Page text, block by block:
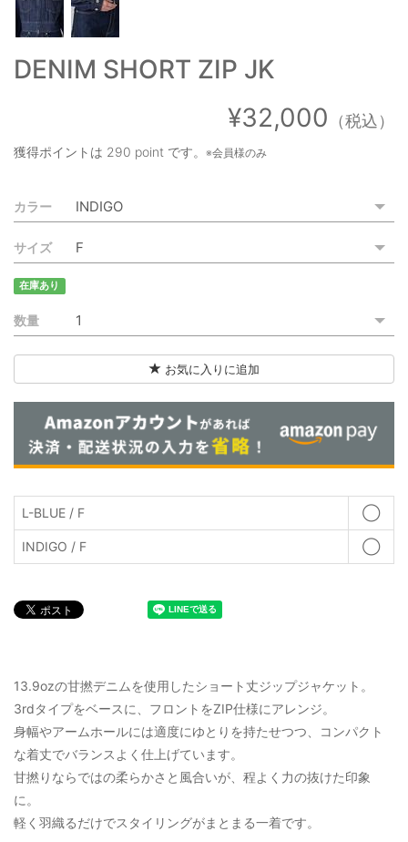
お買い物カゴ
ご利用ガイド
ご利用規約
DENIM SHORT ZIP JK
¥32,000 （税込）
獲得ポイントは 290 point です。 ※会員様のみ
カラー
サイズ
在庫あり
数量
お気に入りに追加
L-BLUE / F ◯
INDIGO / F ◯
13.9ozの甘撚デニムを使用したショート丈ジップジャケット。
3rdタイプをベースに、フロントをZIP仕様にアレンジ。
身幅やアームホールには適度にゆとりを持たせつつ、コンパクト
な着丈でバランスよく仕上げています。
甘撚りならではの柔らかさと風合いが、程よく力の抜けた印象
に。
軽く羽織るだけでスタイリングがまとまる一着です。